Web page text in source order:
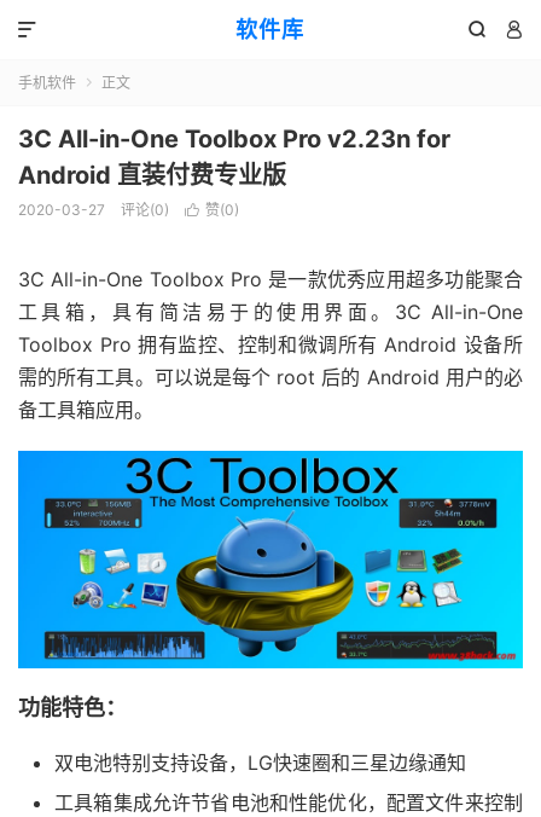
软件库  

手机软件  正文
3C All-in-One Toolbox Pro v2.23n for
Android 直装付费专业版
2020-03-27 评论(0)  赞(0)
3C All-in-One Toolbox Pro 是一款优秀应用超多功能聚合
工具箱，具有简洁易于的使用界面。3C All-in-One
Toolbox Pro 拥有监控、控制和微调所有 Android 设备所
需的所有工具。可以说是每个 root 后的 Android 用户的必
备工具箱应用。
功能特色：
双电池特别支持设备，LG快速圈和三星边缘通知
工具箱集成允许节省电池和性能优化，配置文件来控制